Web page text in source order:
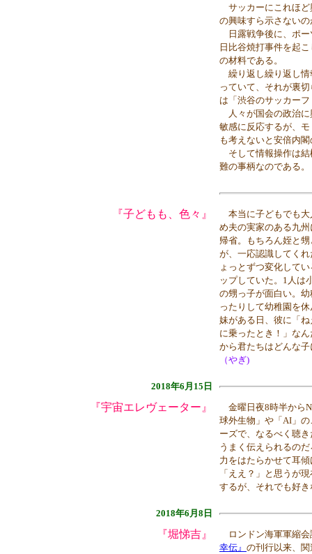
サッカーにこれほど
の興味すら示さない
日露戦争後に、ポー
日比谷焼打事件を起
の材料である。
繰り返し繰り返し情
っていて、それが裏
は「渋谷のサッカー
人々が国会の政治に
敏感に反応するが、
も考えないと安倍内
そして情報操作は結
難の事柄なのである
『子どもも、色々』
本当に子どもでも大
め夫の実家のある九
帰省。もちろん姪と
が、一応認識してく
ょっとずつ変化して
ップしていた。1人は
の甥っ子が面白い。
ったりして幼稚園を
妹がある日、彼に「
に乗ったとき！」な
から君たちはどんな
（やぎ)
2018年6月15日
『宇宙エレヴェーター』
金曜日夜8時半から
球外生物」や「AI」
ーズで、なるべく聴
うまく伝えられるの
力をはたらかせて耳
「ええ？」と思うが
するが、それでも好
2018年6月8日
『堀悌吉』
ロンドン海軍軍縮会
幸伝』 の刊行以来、